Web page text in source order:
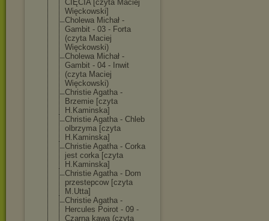
CIĘCIA [czyta Maciej
Więckowski]
Cholewa Michał -
Gambit - 03 - Forta
(czyta Maciej
Więckowski)
Cholewa Michał -
Gambit - 04 - Inwit
(czyta Maciej
Więckowski)
Christie Agatha -
Brzemie [czyta
H.Kaminska]
Christie Agatha - Chleb
olbrzyma [czyta
H.Kaminska]
Christie Agatha - Corka
jest corka [czyta
H.Kaminska]
Christie Agatha - Dom
przestepcow [czyta
M.Utta]
Christie Agatha -
Hercules Poirot - 09 -
Czarna kawa (czyta